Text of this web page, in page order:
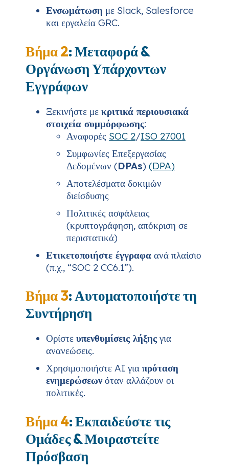
Ενσωμάτωση με Slack, Salesforce
και εργαλεία GRC.
Βήμα 2: Μεταφορά &
Οργάνωση Υπάρχοντων
Εγγράφων
Ξεκινήστε με κριτικά περιουσιακά
στοιχεία συμμόρφωσης:
Αναφορές SOC 2/ISO 27001
Συμφωνίες Επεξεργασίας
Δεδομένων (DPAs) (DPA)
Αποτελέσματα δοκιμών
διείσδυσης
Πολιτικές ασφάλειας
(κρυπτογράφηση, απόκριση σε
περιστατικά)
Ετικετοποιήστε έγγραφα ανά πλαίσιο
(π.χ., “SOC 2 CC6.1”).
Βήμα 3: Αυτοματοποιήστε τη
Συντήρηση
Ορίστε υπενθυμίσεις λήξης για
ανανεώσεις.
Χρησιμοποιήστε AI για πρόταση
ενημερώσεωνόταν αλλάζουν οι
πολιτικές.
Βήμα 4: Εκπαιδεύστε τις
Ομάδες & Μοιραστείτε
Πρόσβαση